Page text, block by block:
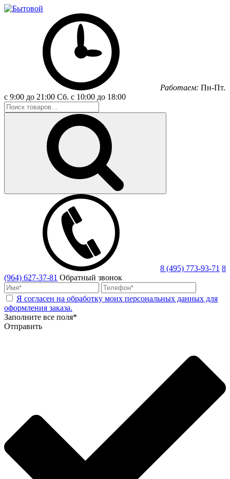
Работаем: Пн-Пт.
с 9:00 до 21:00 Сб. с 10:00 до 18:00
8 (495) 773-93-71 8
(964) 627-37-81 Обратный звонок
Я согласен на обработку моих персональных данных для
оформления заказа.
Заполните все поля*
Отправить